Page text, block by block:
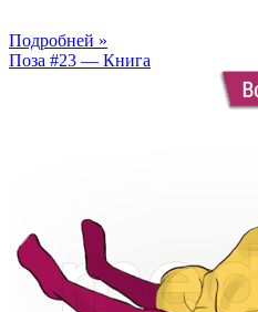
Подробней »
Поза #23 — Книга